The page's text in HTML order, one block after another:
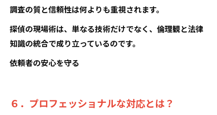
調査の質と信頼性は何よりも重視されます。
探偵の現場術は、単なる技術だけでなく、倫理観と法律
知識の統合で成り立っているのです。
依頼者の安心を守る
６．プロフェッショナルな対応とは？